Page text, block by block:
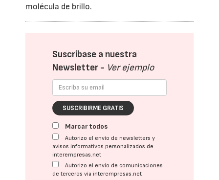
molécula de brillo.
Suscríbase a nuestra
Newsletter - Ver ejemplo
SUSCRIBIRME GRATIS
Marcar todos
Autorizo el envío de newsletters y
avisos informativos personalizados de
interempresas.net
Autorizo el envío de comunicaciones
de terceros vía interempresas.net